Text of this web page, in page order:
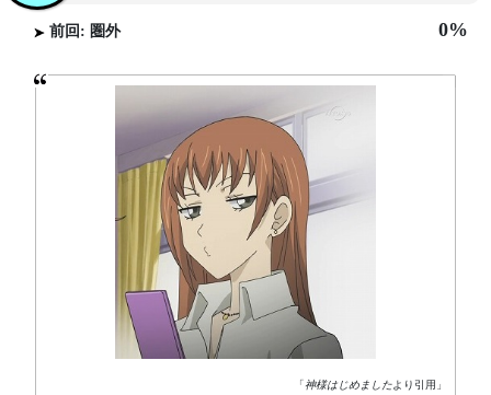
前回: 圏外 0%
「神様はじめましたより引用」